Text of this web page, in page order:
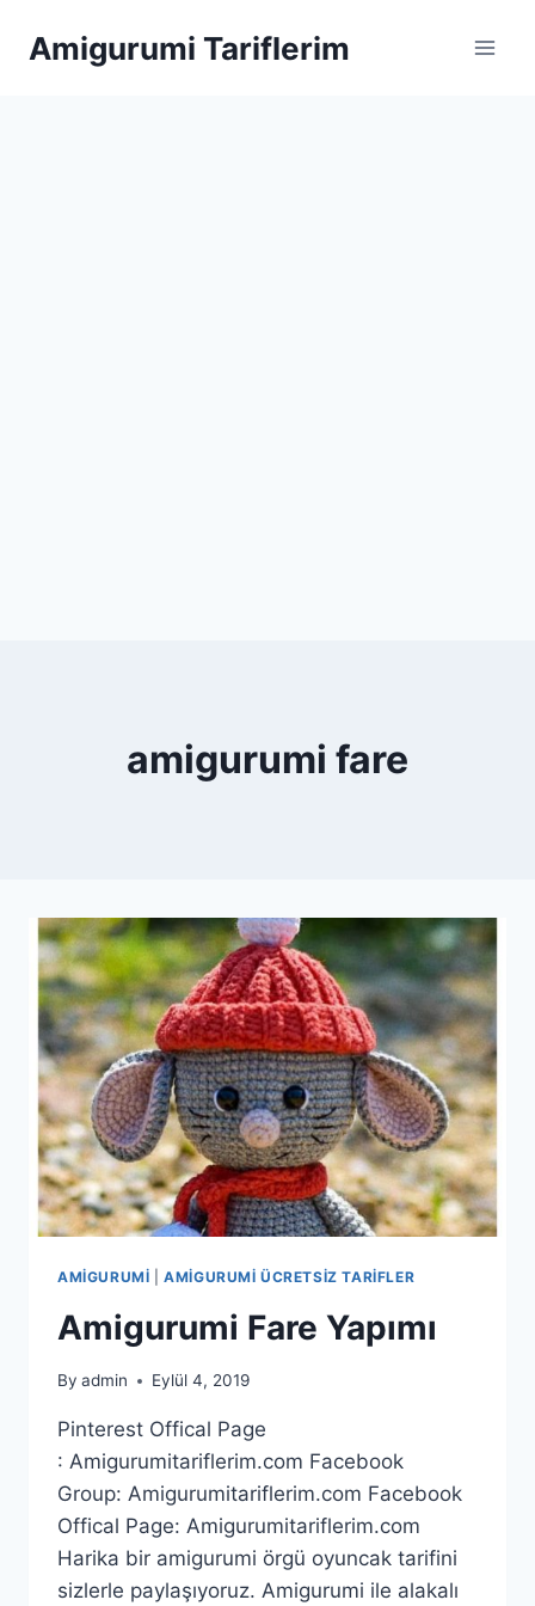
Amigurumi Tariflerim
amigurumi fare
AMIGURUMI |AMIGURUMI ÜCRETSIZ TARIFLER
Amigurumi Fare Yapımı
By admin Eylül 4, 2019
Pinterest Offical Page
: Amigurumitariflerim.com Facebook
Group: Amigurumitariflerim.com Facebook
Offical Page: Amigurumitariflerim.com
Harika bir amigurumi örgü oyuncak tarifini
sizlerle paylaşıyoruz. Amigurumi ile alakalı